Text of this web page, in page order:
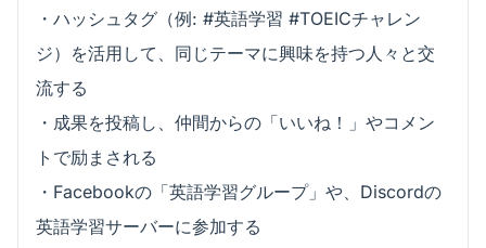
・ハッシュタグ（例: #英語学習 #TOEICチャレン
ジ）を活用して、同じテーマに興味を持つ人々と交
流する
・成果を投稿し、仲間からの「いいね！」やコメン
トで励まされる
・Facebookの「英語学習グループ」や、Discordの
英語学習サーバーに参加する